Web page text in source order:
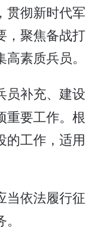
贯彻新时代军
，聚焦备战打
素质兵员。
员补充、建设
重要工作。根
的工作，适用
当依法履行征